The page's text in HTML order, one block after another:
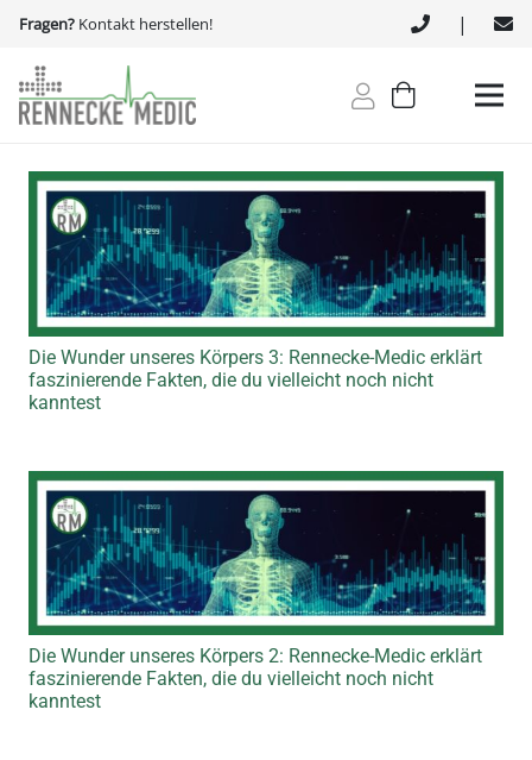
Fragen? Kontakt herstellen! |
Die Wunder unseres Körpers 3: Rennecke-Medic erklärt
faszinierende Fakten, die du vielleicht noch nicht
kanntest
Die Wunder unseres Körpers 2: Rennecke-Medic erklärt
faszinierende Fakten, die du vielleicht noch nicht
kanntest